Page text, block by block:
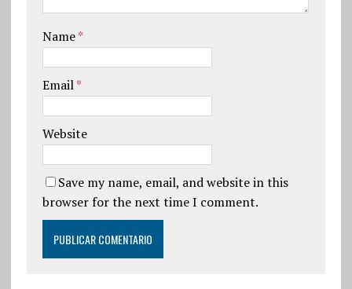
Name*
Email*
Website
Save my name, email, and website in this
browser for the next time I comment.